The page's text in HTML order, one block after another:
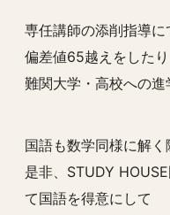
専任講師の添削指導
偏差値65越えをしたり
難関大学・高校への進
国語も数学同様に解く
是非、STUDY
て国語を得意にして